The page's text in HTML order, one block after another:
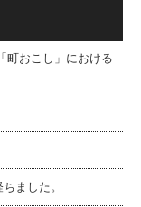
町おこし」における
ました。